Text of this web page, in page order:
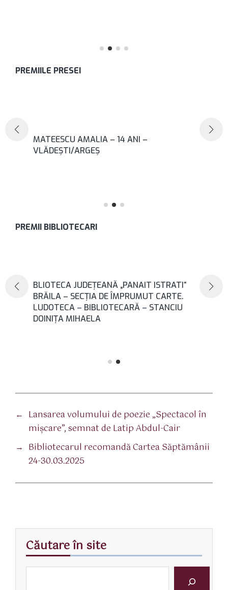
PREMIILE PRESEI
MATEESCU AMALIA – 14 ANI –
VLĂDEȘTI/ARGEȘ
PREMII BIBLIOTECARI
BLIOTECA JUDEȚEANĂ „PANAIT ISTRATI”
BRĂILA – SECȚIA DE ÎMPRUMUT CARTE.
LUDOTECA – BIBLIOTECARĂ – STANCIU
DOINIȚA MIHAELA
← Lansarea volumului de poezie „Spectacol în
mișcare”, semnat de Latip Abdul-Cair
→ Bibliotecarul recomandă Cartea Săptămânii
24-30.03.2025
Căutare în site